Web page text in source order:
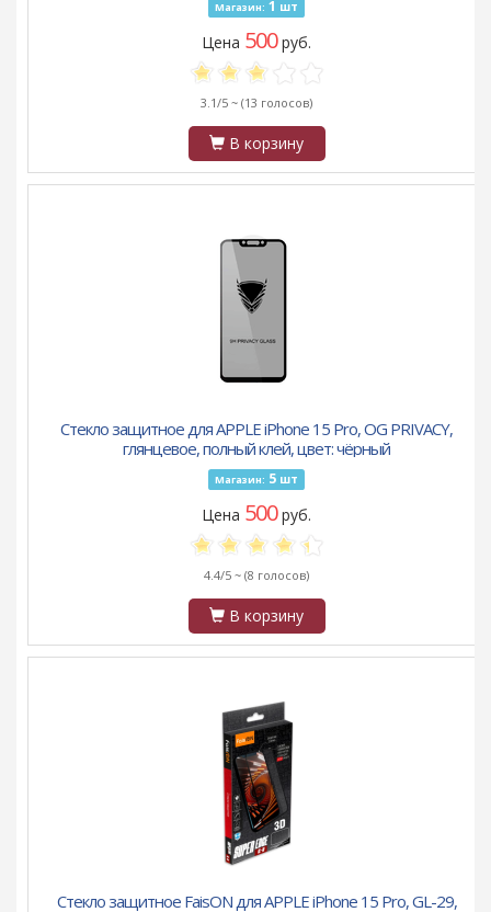
Магазин: 1 шт
Цена 500руб.
3.1/5 ~ (13 голосов)
В корзину
Стекло защитное для APPLE iPhone 15 Pro, OG PRIVACY,
глянцевое, полный клей, цвет: чёрный
Магазин: 5 шт
Цена 500руб.
4.4/5 ~ (8 голосов)
В корзину
Стекло защитное FaisON для APPLE iPhone 15 Pro, GL-29,